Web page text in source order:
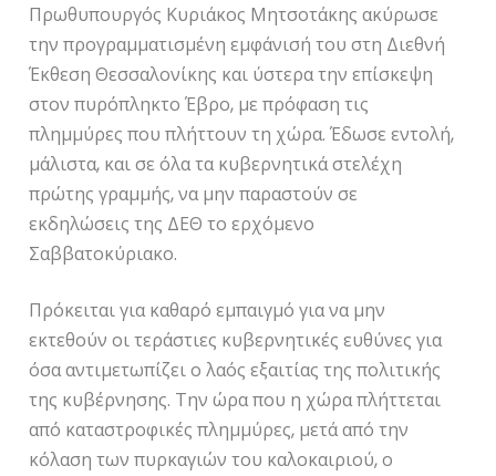
Πρωθυπουργός Κυριάκος Μητσοτάκης ακύρωσε
την προγραμματισμένη εμφάνισή του στη Διεθνή
Έκθεση Θεσσαλονίκης και ύστερα την επίσκεψη
στον πυρόπληκτο Έβρο, με πρόφαση τις
πλημμύρες που πλήττουν τη χώρα. Έδωσε εντολή,
μάλιστα, και σε όλα τα κυβερνητικά στελέχη
πρώτης γραμμής, να μην παραστούν σε
εκδηλώσεις της ΔΕΘ το ερχόμενο
Σαββατοκύριακο.
Πρόκειται για καθαρό εμπαιγμό για να μην
εκτεθούν οι τεράστιες κυβερνητικές ευθύνες για
όσα αντιμετωπίζει ο λαός εξαιτίας της πολιτικής
της κυβέρνησης. Την ώρα που η χώρα πλήττεται
από καταστροφικές πλημμύρες, μετά από την
κόλαση των πυρκαγιών του καλοκαιριού, ο